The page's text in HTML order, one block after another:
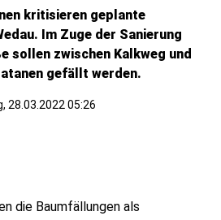
kritisieren geplante
Im Zuge der Sanierung
sollen zwischen Kalkweg und
gefällt werden.
28.03.2022 05:26
die Baumfällungen als